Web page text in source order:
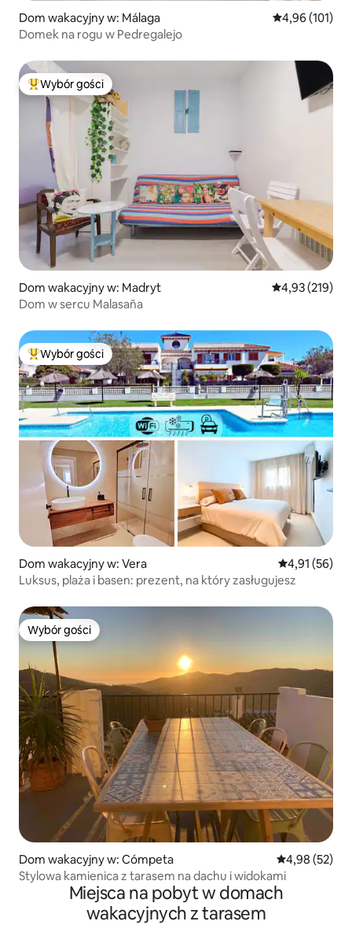
Dom wakacyjny w: Málaga Średnia
4,96 (101)
Domek na rogu w Pedregalejo
Najpopularniejsze z kategorii Wybór gości
Wybór gości
Dom wakacyjny w: Madryt Średnia
4,93 (219)
Dom w sercu Malasaña
Najpopularniejsze z kategorii Wybór gości
Wybór gości
Dom wakacyjny w: Vera Średnia
4,91 (56)
Luksus, plaża i basen: prezent, na który zasługujesz
Wybór gości
Wybór gości
Dom wakacyjny w: Cómpeta Średnia
4,98 (52)
Stylowa kamienica z tarasem na dachu i widokami
Miejsca na pobyt w domach
wakacyjnych z tarasem